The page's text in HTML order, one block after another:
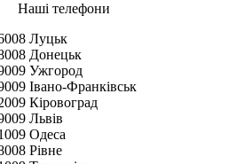
Наші телефони
Луцьк
Донецьк
Ужгород
Івано-Франківськ
Кіровоград
Львів
Одеса
Рівне